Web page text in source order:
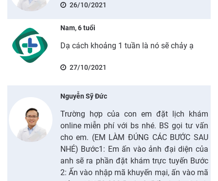
26/10/2021
Nam, 6 tuổi
Dạ cách khoảng 1 tuần là nó sẽ chảy ạ
27/10/2021
Nguyễn Sỹ Đức
Trường hợp của con em đặt lịch khám
online miễn phí với bs nhé. BS gọi tư vấn
cho em. (EM LÀM ĐÚNG CÁC BƯỚC SAU
NHÉ) Bước1: Em ấn vào ảnh đại diện của
anh sẽ ra phần đặt khám trực tuyến Bước
2: Ấn vào nhập mã khuyến mại, ấn vào mã